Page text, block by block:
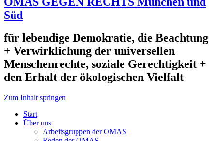
Süd
für lebendige Demokratie, die Beachtung
+ Verwirklichung der universellen
Menschenrechte, soziale Gerechtigkeit +
den Erhalt der ökologischen Vielfalt
Zum Inhalt springen
Start
Über uns
Arbeitsgruppen der OMAS